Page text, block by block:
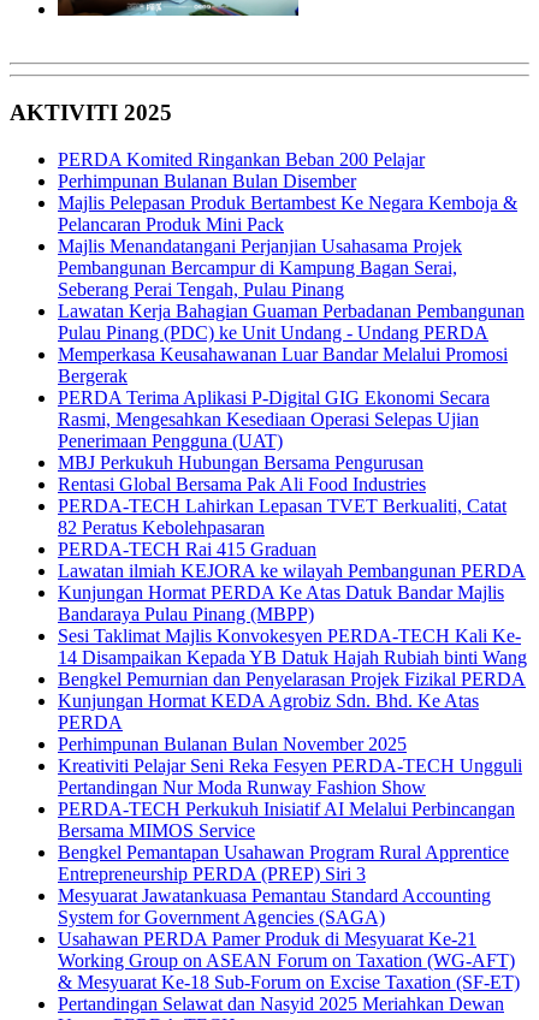
AKTIVITI 2025
PERDA Komited Ringankan Beban 200 Pelajar
Perhimpunan Bulanan Bulan Disember
Majlis Pelepasan Produk Bertambest Ke Negara Kemboja &
Pelancaran Produk Mini Pack
Majlis Menandatangani Perjanjian Usahasama Projek
Pembangunan Bercampur di Kampung Bagan Serai,
Seberang Perai Tengah, Pulau Pinang
Lawatan Kerja Bahagian Guaman Perbadanan Pembangunan
Pulau Pinang (PDC) ke Unit Undang - Undang PERDA
Memperkasa Keusahawanan Luar Bandar Melalui Promosi
Bergerak
PERDA Terima Aplikasi P-Digital GIG Ekonomi Secara
Rasmi, Mengesahkan Kesediaan Operasi Selepas Ujian
Penerimaan Pengguna (UAT)
MBJ Perkukuh Hubungan Bersama Pengurusan
Rentasi Global Bersama Pak Ali Food Industries
PERDA-TECH Lahirkan Lepasan TVET Berkualiti, Catat
82 Peratus Kebolehpasaran
PERDA-TECH Rai 415 Graduan
Lawatan ilmiah KEJORA ke wilayah Pembangunan PERDA
Kunjungan Hormat PERDA Ke Atas Datuk Bandar Majlis
Bandaraya Pulau Pinang (MBPP)
Sesi Taklimat Majlis Konvokesyen PERDA-TECH Kali Ke-
14 Disampaikan Kepada YB Datuk Hajah Rubiah binti Wang
Bengkel Pemurnian dan Penyelarasan Projek Fizikal PERDA
Kunjungan Hormat KEDA Agrobiz Sdn. Bhd. Ke Atas
PERDA
Perhimpunan Bulanan Bulan November 2025
Kreativiti Pelajar Seni Reka Fesyen PERDA-TECH Ungguli
Pertandingan Nur Moda Runway Fashion Show
PERDA-TECH Perkukuh Inisiatif AI Melalui Perbincangan
Bersama MIMOS Service
Bengkel Pemantapan Usahawan Program Rural Apprentice
Entrepreneurship PERDA (PREP) Siri 3
Mesyuarat Jawatankuasa Pemantau Standard Accounting
System for Government Agencies (SAGA)
Usahawan PERDA Pamer Produk di Mesyuarat Ke-21
Working Group on ASEAN Forum on Taxation (WG-AFT)
& Mesyuarat Ke-18 Sub-Forum on Excise Taxation (SF-ET)
Pertandingan Selawat dan Nasyid 2025 Meriahkan Dewan